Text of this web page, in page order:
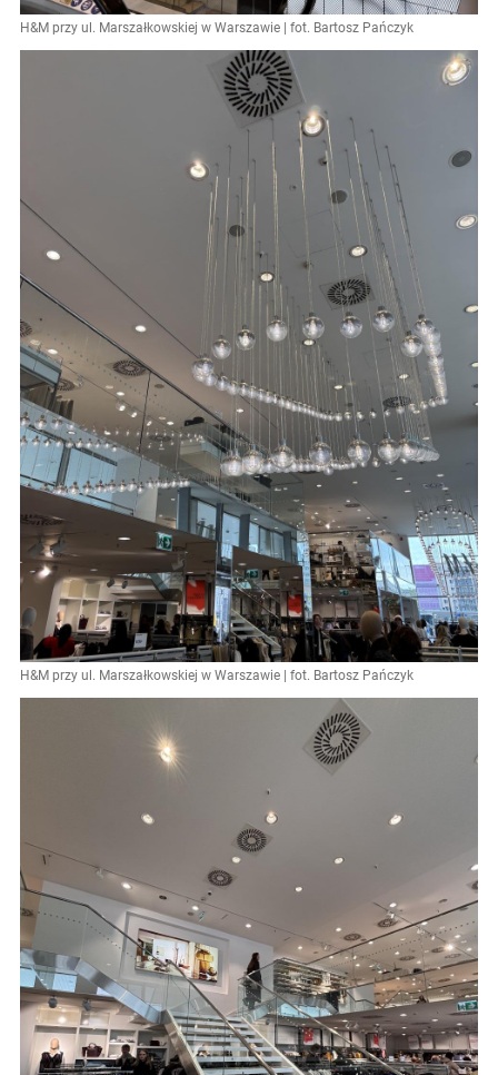
H&M przy ul. Marszałkowskiej w Warszawie | fot. Bartosz Pańczyk
H&M przy ul. Marszałkowskiej w Warszawie | fot. Bartosz Pańczyk